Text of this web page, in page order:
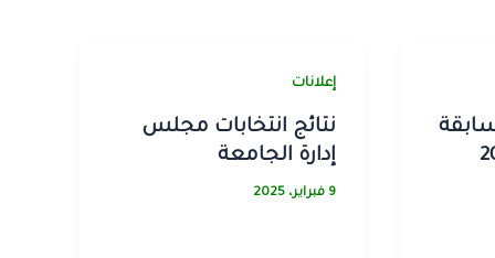
إعلانات
نتائج انتخابات مجلس
إدارة الجامعة
9 فبراير، 2025